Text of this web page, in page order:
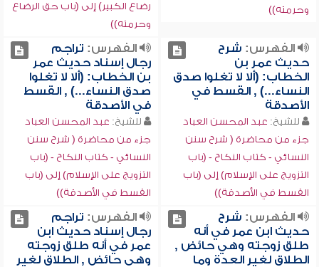
وحرمته))
رضاع الكبير) إلى (باب حق الرضاع
وحرمته))
الفهرس: شرح
حديث عمر بن
الخطاب: (ألا لا تغلوا صدق
النساء...) , القسط في
الأصدقة
للشيخ: عبد المحسن العباد
جزء من محاضرة ( شرح سنن
النسائي - كتاب النكاح - (باب
التزويج على الإسلام) إلى (باب
القسط في الأصدقة))
الفهرس: تراجم
رجال إسناد حديث عمر
بن الخطاب: (ألا لا تغلوا
صدق النساء...) , القسط
في الأصدقة
للشيخ: عبد المحسن العباد
جزء من محاضرة ( شرح سنن
النسائي - كتاب النكاح - (باب
التزويج على الإسلام) إلى (باب
القسط في الأصدقة))
الفهرس: شرح
حديث ابن عمر في أنه
طلق زوجته وهي حائض ,
الطلاق لغير العدة وما
الفهرس: تراجم
رجال إسناد حديث ابن
عمر في أنه طلق زوجته
وهي حائض , الطلاق لغير